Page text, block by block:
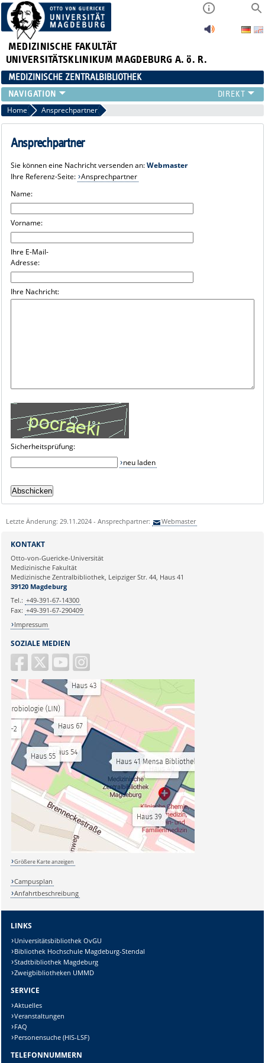
MEDIZINISCHE FAKULTÄT
UNIVERSITÄTSKLINIKUM MAGDEBURG A. ö. R.
MEDIZINISCHE ZENTRALBIBLIOTHEK
LITERATURSUCHE
SERVICE
INFORMATIONSKOMPETENZ
PUBLIZIEREN
SUCHE A-Z
Home Ansprechpartner
Ansprechpartner
Sie können eine Nachricht versenden an:Webmaster
Ihre Referenz-Seite: Ansprechpartner
Name:
Vorname:
Ihre E-Mail-
Adresse:
Ihre Nachricht:
Sicherheitsprüfung:
neu laden
Letzte Änderung: 29.11.2024 - Ansprechpartner: Webmaster
SOZIALE MEDIEN
KONTAKT
Otto-von-Guericke-Universität
Medizinische Fakultät
Medizinische Zentralbibliothek, Leipziger Str. 44, Haus 41
39120 Magdeburg
Tel.: +49-391-67-14300
Fax: +49-391-67-290409
Impressum
Größere Karte anzeigen
Campusplan
Anfahrtbeschreibung
LINKS
Universitätsbibliothek OvGU
Bibliothek Hochschule Magdeburg-Stendal
Stadtbibliothek Magdeburg
Zweigbibliotheken UMMD
SERVICE
Aktuelles
Veranstaltungen
FAQ
Personensuche (HIS-LSF)
TELEFONNUMMERN